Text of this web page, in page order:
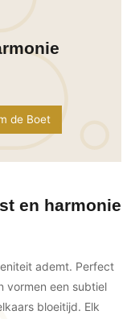
de Boet
en harmonie
ademt. Perfect
vormen een subtiel
bloeitijd. Elk